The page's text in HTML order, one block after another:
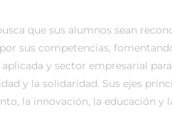
que sus alumnos sean
sus competencias,
y sector empresarial
y la solidaridad. Sus ejes
la innovación, la educación y